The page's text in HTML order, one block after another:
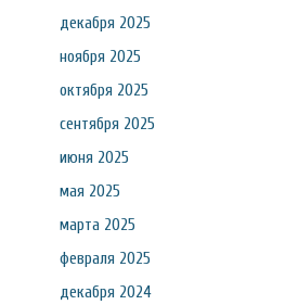
декабря 2025
ноября 2025
октября 2025
сентября 2025
июня 2025
мая 2025
марта 2025
февраля 2025
декабря 2024